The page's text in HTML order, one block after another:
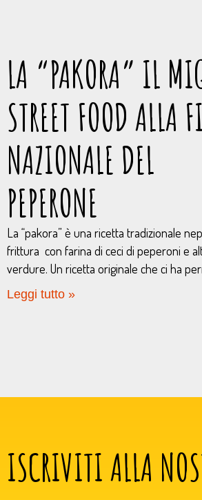
LA “PAKORA” IL
STREET FOOD ALLA
NAZIONALE DEL
PEPERONE
La “pakora” è una ricetta tradizionale
frittura con farina di ceci di peperoni e
verdure. Un ricetta originale che ci ha
Leggi tutto »
ISCRIVITI ALLA